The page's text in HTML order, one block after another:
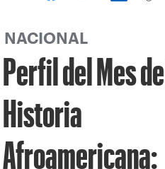
NACIONAL
Perfil del Mes
Historia
Afroamericana: